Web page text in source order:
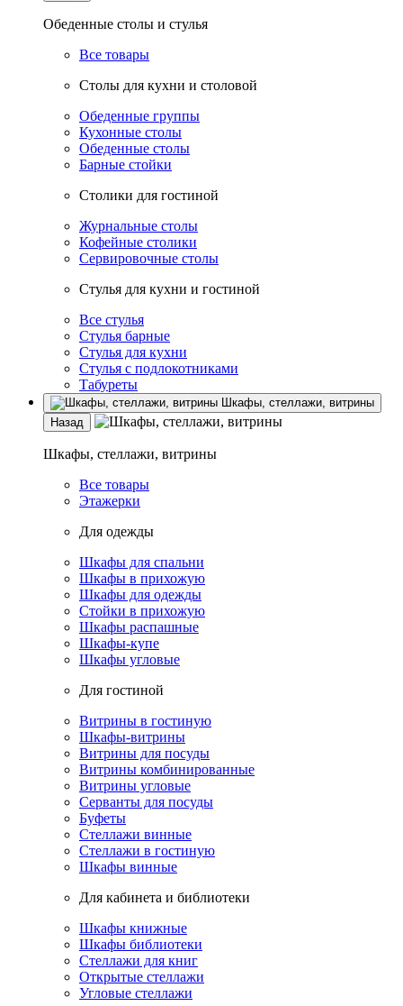
Обеденные столы и стулья
Все товары
Столы для кухни и столовой
Обеденные группы
Кухонные столы
Обеденные столы
Барные стойки
Столики для гостиной
Журнальные столы
Кофейные столики
Сервировочные столы
Стулья для кухни и гостиной
Все стулья
Стулья барные
Стулья для кухни
Стулья с подлокотниками
Табуреты
Шкафы, стеллажи, витрины
Назад
Шкафы, стеллажи, витрины
Все товары
Этажерки
Для одежды
Шкафы для спальни
Шкафы в прихожую
Шкафы для одежды
Стойки в прихожую
Шкафы распашные
Шкафы-купе
Шкафы угловые
Для гостиной
Витрины в гостиную
Шкафы-витрины
Витрины для посуды
Витрины комбинированные
Витрины угловые
Серванты для посуды
Буфеты
Стеллажи винные
Стеллажи в гостиную
Шкафы винные
Для кабинета и библиотеки
Шкафы книжные
Шкафы библиотеки
Стеллажи для книг
Открытые стеллажи
Угловые стеллажи